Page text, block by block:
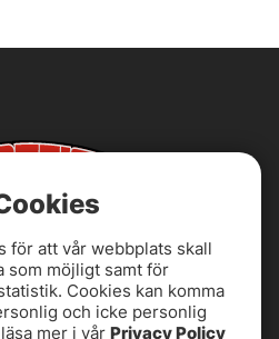
för att vår webbplats skall
som möjligt samt för
Cookies kan komma
och icke personlig
mer i vår Privacy Policy